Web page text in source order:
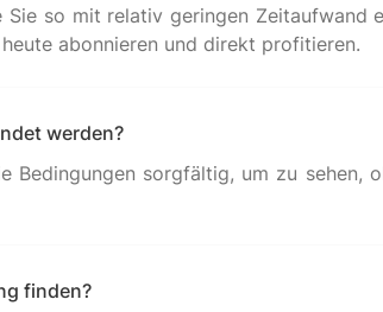
so mit relativ geringen Zeitaufwand
werden?
sorgfältig, um zu sehen,
finden?